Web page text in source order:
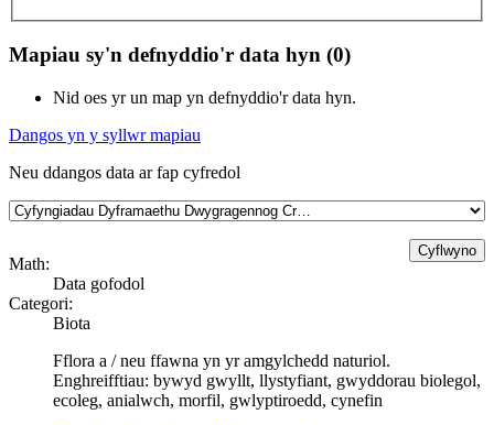
Mapiau sy'n defnyddio'r data hyn (0)
Nid oes yr un map yn defnyddio'r data hyn.
Dangos yn y syllwr mapiau
Neu ddangos data ar fap cyfredol
Math:
Data gofodol
Categori:
Biota
Fflora a / neu ffawna yn yr amgylchedd naturiol.
Enghreifftiau: bywyd gwyllt, llystyfiant, gwyddorau biolegol,
ecoleg, anialwch, morfil, gwlyptiroedd, cynefin